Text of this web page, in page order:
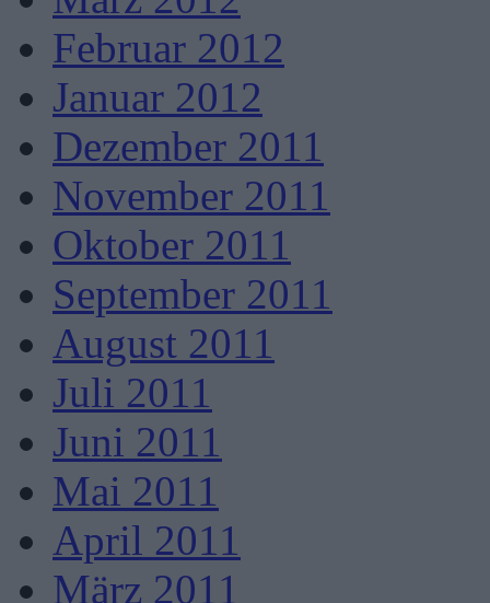
Februar 2012
Januar 2012
Dezember 2011
November 2011
Oktober 2011
September 2011
August 2011
Juli 2011
Juni 2011
Mai 2011
April 2011
März 2011